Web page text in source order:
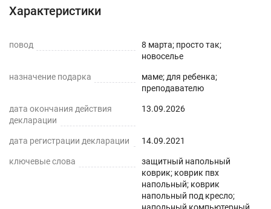
не требует специального ухода, легко моется, не
вытиранию. В некоторых вариантах возможен
легкий запах, который уходит через 2-3 дня.
Размер ПВХ коврика вырезается больше на 2-3
см - для последующей усадки. Весь ассортимент
Вы можете увидеть в нашем магазине Decojoy.
Приятных покупок!
Характеристики
повод
8 марта; просто так;
новоселье
назначение подарка
маме; для ребенка;
преподавателю
дата окончания действия
декларации
13.09.2026
дата регистрации декларации 14.09.2021
ключевые слова
защитный напольный
коврик; коврик пвх
напольный; коврик
напольный под кресло;